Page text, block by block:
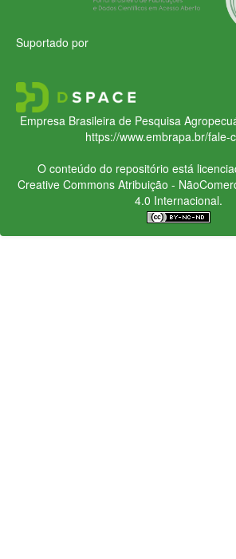
Suportado por
Empresa Brasileira de Pesquisa
https://www.embrapa.br/fale-
O conteúdo do repositório está
Creative CommonsAtribuição -
4.0 Internacional.